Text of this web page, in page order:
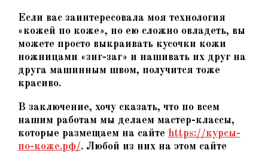
Если вас заинтересовала моя технология
«кожей по коже», но ею сложно овладеть, вы
можете просто выкраивать кусочки кожи
ножницами «зиг-заг» и нашивать их друг на
друга машинным швом, получится тоже
красиво.
В заключение, хочу сказать, что по всем
нашим работам мы делаем мастер-классы,
которые размещаем на сайте https://курсы-
по-коже.рф/. Любой из них на этом сайте